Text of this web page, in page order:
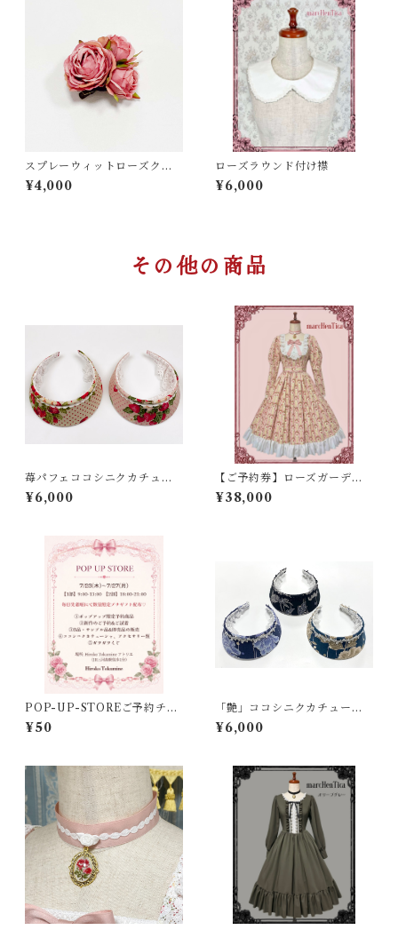
スプレーウィットローズクリ
ップ＆コサージュ
¥4,000
ローズラウンド付け襟
¥6,000
その他の商品
苺パフェココシニクカチュー
シャ
¥6,000
【ご予約券】ローズガーデン
ヨークワンピース
¥38,000
POP-UP-STOREご予約チケ
ット（プチギフト確約）
¥50
「艶」ココシニクカチューシ
ャ
¥6,000